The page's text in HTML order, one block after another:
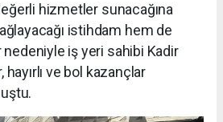
hizmetler sunacağına
istihdam hem de
iş yeri sahibi Kadir
hayırlı ve bol kazançlar